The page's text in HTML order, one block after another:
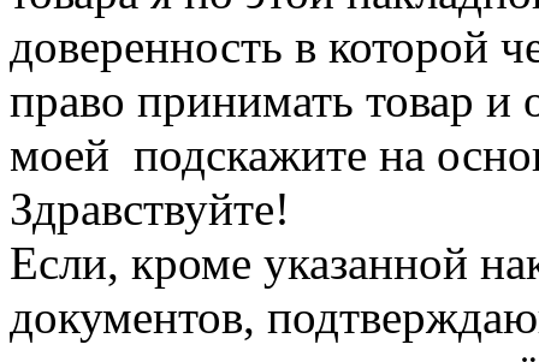
доверенность в которой
право принимать товар и
моей подскажите на
Здравствуйте!
Если, кроме указанной
документов,